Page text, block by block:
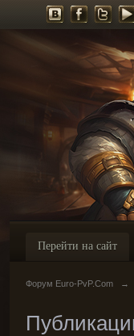
Перейти на сайт
Форум Euro-PvP.Com →